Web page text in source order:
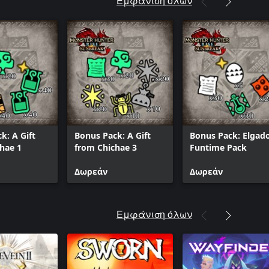
A Gift
1
Bonus Pack: A Gift
from Chichae 3
Δωρεάν
Bonus Pack:
Funtime Pack
Δωρεάν
Εμφάνιση όλων